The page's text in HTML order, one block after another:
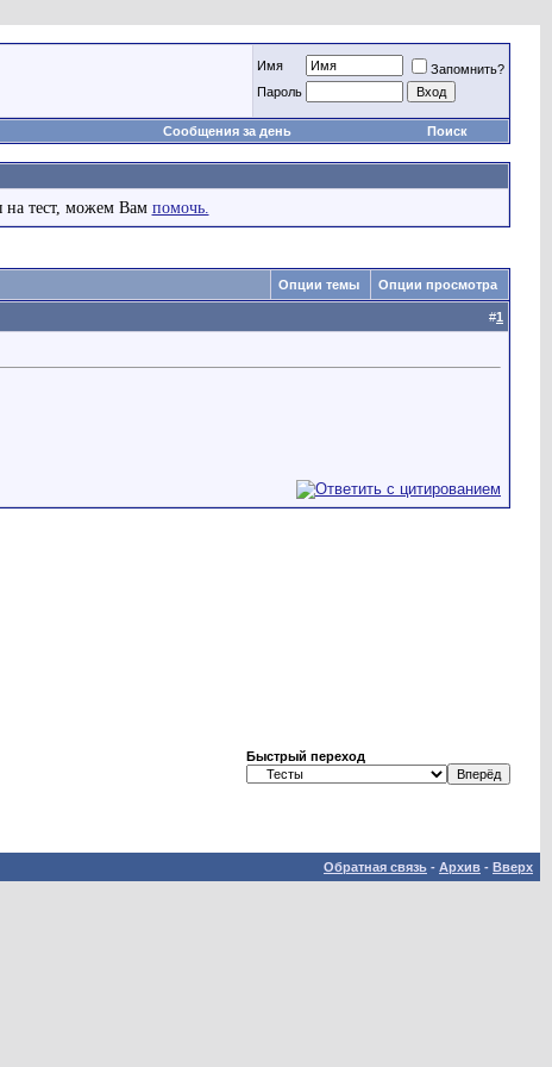
Имя
Запомнить?
Пароль
Сообщения за день Поиск
на тест, можем Вам помочь.
Опции темы Опции просмотра
#1
Быстрый переход
Обратная связь - Архив - Вверх